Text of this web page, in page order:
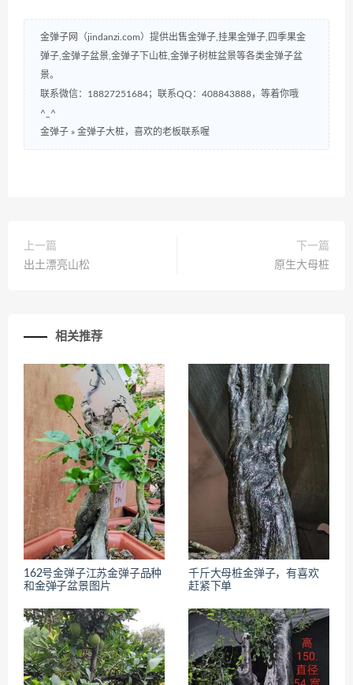
金弹子网（jindanzi.com）提供出售金弹子,挂果金弹子,四季果金
弹子,金弹子盆景,金弹子下山桩,金弹子树桩盆景等各类金弹子盆
景。
联系微信：18827251684；联系QQ：408843888，等着你哦
^_^
金弹子 » 金弹子大桩，喜欢的老板联系喔
上一篇
出土漂亮山松
下一篇
原生大母桩
相关推荐
162号金弹子江苏金弹子品种
和金弹子盆景图片
千斤大母桩金弹子，有喜欢
赶紧下单